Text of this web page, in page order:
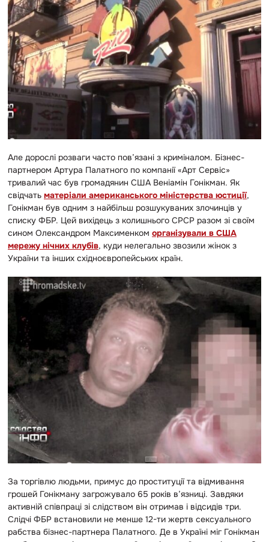
Але дорослі розваги часто пов’язані з криміналом. Бізнес-
партнером Артура Палатного по компанії «Арт Сервіс»
тривалий час був громадянин США Веніамін Гонікман. Як
свідчать матеріали американського міністерства юстиції,
Гонікман був одним з найбільш розшукуваних злочинців у
списку ФБР. Цей вихідець з колишнього СРСР разом зі своїм
сином Олександром Максименком організували в США
мережу нічних клубів, куди нелегально звозили жінок з
України та інших східноєвропейських країн.
За торгівлю людьми, примус до проституції та відмивання
грошей Гонікману загрожувало 65 років в’язниці. Завдяки
активній співпраці зі слідством він отримав і відсидів три.
Слідчі ФБР встановили не менше 12-ти жертв сексуального
рабства бізнес-партнера Палатного. Де в Україні міг Гонікман